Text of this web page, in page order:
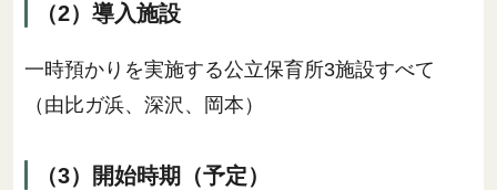
（2）導入施設
一時預かりを実施する公立保育所3施設すべて
（由比ガ浜、深沢、岡本）
（3）開始時期（予定）